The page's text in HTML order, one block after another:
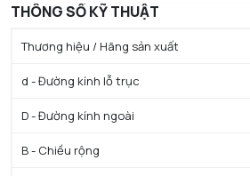
THÔNG SỐ KỸ THUẬT
Thương hiệu / Hãng sản xuất
d - Đường kính lỗ trục
D - Đường kính ngoài
B - Chiều rộng